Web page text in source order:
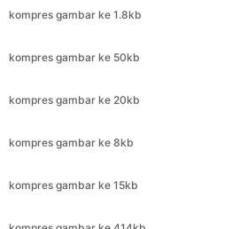
kompres gambar ke 20kb
kompres gambar ke 8kb
kompres gambar ke 15kb
kompres gambar ke 414kb
kompres gambar ke 173kb